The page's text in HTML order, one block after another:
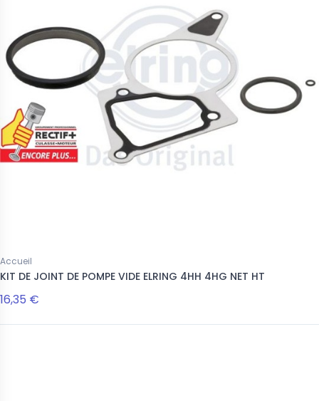
Accueil
KIT DE JOINT DE POMPE VIDE ELRING 4HH 4HG NET HT
16,35 €